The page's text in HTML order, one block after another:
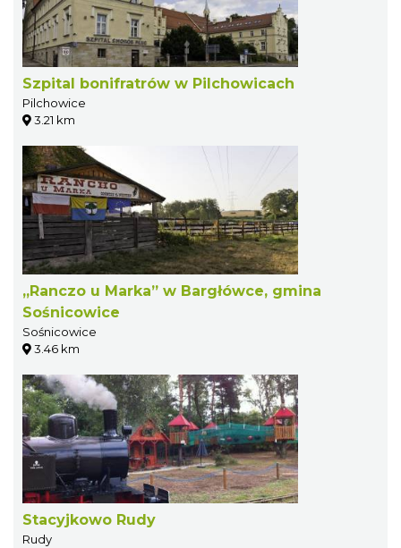
Szpital bonifratrów w Pilchowicach
Pilchowice
3.21 km
„Ranczo u Marka” w Bargłówce, gmina
Sośnicowice
Sośnicowice
3.46 km
Stacyjkowo Rudy
Rudy